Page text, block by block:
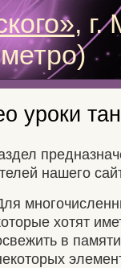
, г.
уроки
нашего
хотят
в